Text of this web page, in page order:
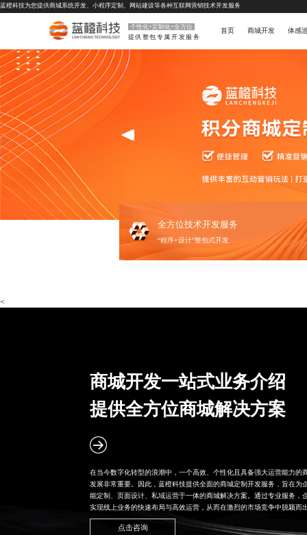
蓝橙科技为您提供商城系统开发、 小程序定制 、 网站建设等各种互联网营销技术开发服务
个性化+定制化+全方位
提供整包专属开发服务
首页 商城开发 体感
全方位技术开发服务
“程序+设计”整包式开发
<
商城开发一站式业务介绍
提供全方位商城解决方案
在当今数字化转型的浪潮中，一个高效、个性化且具备强大运营能力的
发展非常重要。因此，蓝橙科技提供全面的商城定制开发服务，旨在为
能定制、页面设计、私域运营于一体的商城解决方案。通过专业服务，
实现线上业务的快速布局与高效运营，从而在激烈的市场竞争中脱颖而
点击咨询